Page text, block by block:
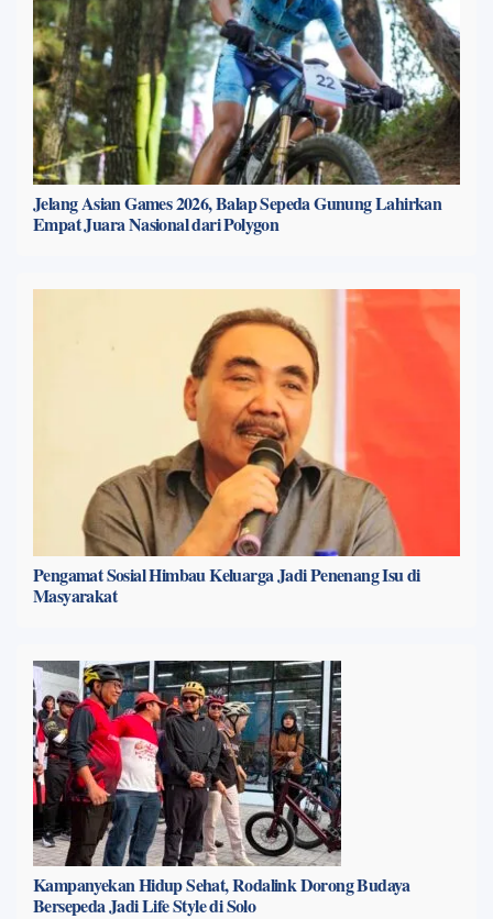
Jelang Asian Games 2026, Balap Sepeda Gunung Lahirkan
Empat Juara Nasional dari Polygon
Pengamat Sosial Himbau Keluarga Jadi Penenang Isu di
Masyarakat
Kampanyekan Hidup Sehat, Rodalink Dorong Budaya
Bersepeda Jadi Life Style di Solo